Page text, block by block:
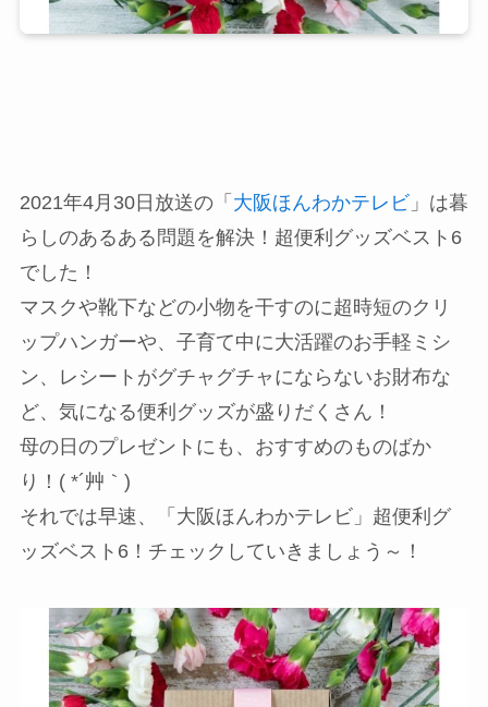
2021年4月30日放送の「 大阪ほんわかテレビ」は暮
らしのあるある問題を解決！超便利グッズベスト6
でした！
マスクや靴下などの小物を干すのに超時短のクリ
ップハンガーや、子育て中に大活躍のお手軽ミシ
ン、レシートがグチャグチャにならないお財布な
ど、気になる便利グッズが盛りだくさん！
母の日のプレゼントにも、おすすめのものばか
り！( *´艸｀)
それでは早速、「大阪ほんわかテレビ」超便利グ
ッズベスト6！チェックしていきましょう～！